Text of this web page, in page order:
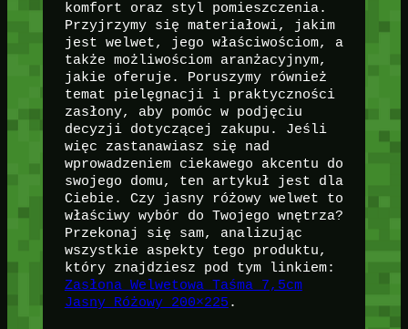
komfort oraz styl pomieszczenia.
Przyjrzymy się materiałowi, jakim
jest welwet, jego właściwościom, a
także możliwościom aranżacyjnym,
jakie oferuje. Poruszymy również
temat pielęgnacji i praktyczności
zasłony, aby pomóc w podjęciu
decyzji dotyczącej zakupu. Jeśli
więc zastanawiasz się nad
wprowadzeniem ciekawego akcentu do
swojego domu, ten artykuł jest dla
Ciebie. Czy jasny różowy welwet to
właściwy wybór do Twojego wnętrza?
Przekonaj się sam, analizując
wszystkie aspekty tego produktu,
który znajdziesz pod tym linkiem:
Zasłona Welwetowa Taśma 7,5cm
Jasny Różowy 200×225 .